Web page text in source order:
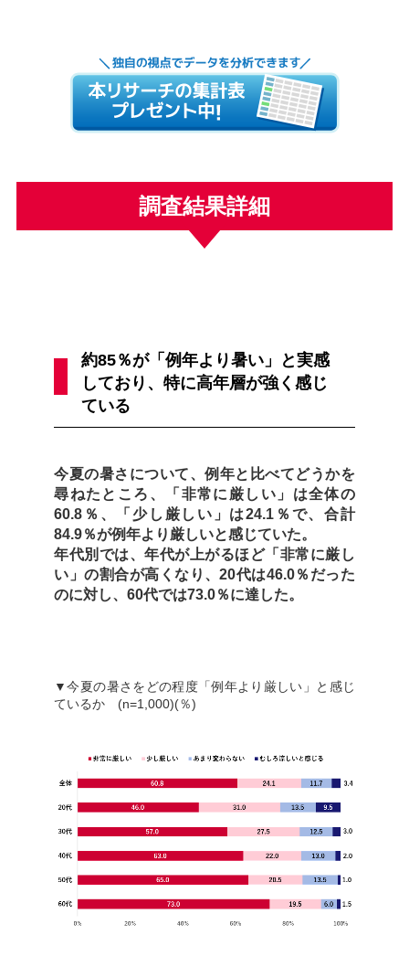
調査結果詳細
約85％が「例年より暑い」と実感
しており、特に高年層が強く感じ
ている
今夏の暑さについて、例年と比べてどうかを
尋ねたところ、「非常に厳しい」は全体の
60.8％、「少し厳しい」は24.1％で、合計
84.9％が例年より厳しいと感じていた。
年代別では、年代が上がるほど「非常に厳し
い」の割合が高くなり、20代は46.0％だった
のに対し、60代では73.0％に達した。
▼今夏の暑さをどの程度「例年より厳しい」と感じ
ているか (n=1,000)(％)